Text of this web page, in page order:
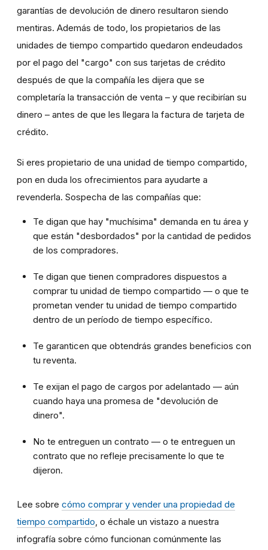
garantías de devolución de dinero resultaron siendo
mentiras. Además de todo, los propietarios de las
unidades de tiempo compartido quedaron endeudados
por el pago del "cargo" con sus tarjetas de crédito
después de que la compañía les dijera que se
completaría la transacción de venta – y que recibirían su
dinero – antes de que les llegara la factura de tarjeta de
crédito.
Si eres propietario de una unidad de tiempo compartido,
pon en duda los ofrecimientos para ayudarte a
revenderla. Sospecha de las compañías que:
Te digan que hay "muchísima" demanda en tu área y
que están "desbordados" por la cantidad de pedidos
de los compradores.
Te digan que tienen compradores dispuestos a
comprar tu unidad de tiempo compartido — o que te
prometan vender tu unidad de tiempo compartido
dentro de un período de tiempo específico.
Te garanticen que obtendrás grandes beneficios con
tu reventa.
Te exijan el pago de cargos por adelantado — aún
cuando haya una promesa de "devolución de
dinero".
No te entreguen un contrato — o te entreguen un
contrato que no refleje precisamente lo que te
dijeron.
Lee sobre cómo comprar y vender una propiedad de
tiempo compartido, o échale un vistazo a nuestra
infografía sobre cómo funcionan comúnmente las